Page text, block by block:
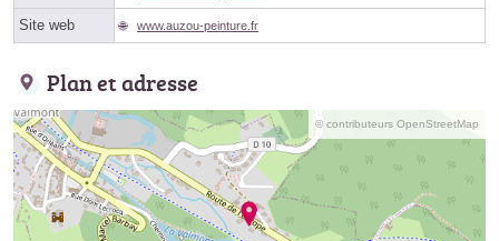
Site web www.auzou-peinture.fr
Plan et adresse
© contributeurs OpenStreetMap